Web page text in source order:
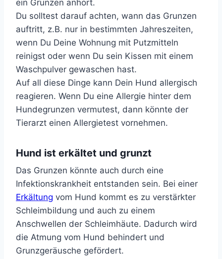
ein Grunzen anhört.
Du solltest darauf achten, wann das Grunzen
auftritt, z.B. nur in bestimmten Jahreszeiten,
wenn Du Deine Wohnung mit Putzmitteln
reinigst oder wenn Du sein Kissen mit einem
Waschpulver gewaschen hast.
Auf all diese Dinge kann Dein Hund allergisch
reagieren. Wenn Du eine Allergie hinter dem
Hundegrunzen vermutest, dann könnte der
Tierarzt einen Allergietest vornehmen.
Hund ist erkältet und grunzt
Das Grunzen könnte auch durch eine
Infektionskrankheit entstanden sein. Bei einer
Erkältung vom Hund kommt es zu verstärkter
Schleimbildung und auch zu einem
Anschwellen der Schleimhäute. Dadurch wird
die Atmung vom Hund behindert und
Grunzgeräusche gefördert.